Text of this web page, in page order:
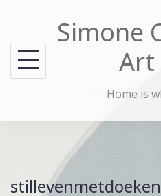
content
Simone
Art
Home is
stillevenmetdoeken